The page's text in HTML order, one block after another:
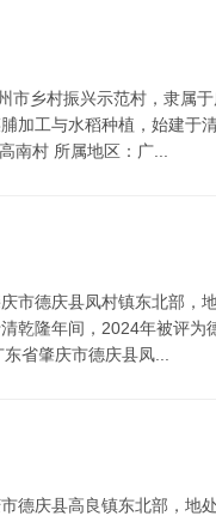
市乡村振兴示范村，隶属
加工与水稻种植，始建于
南村 所属地区：广...
市德庆县凤村镇东北部，
乾隆年间，2024年被评为
省肇庆市德庆县凤...
德庆县高良镇东北部，地